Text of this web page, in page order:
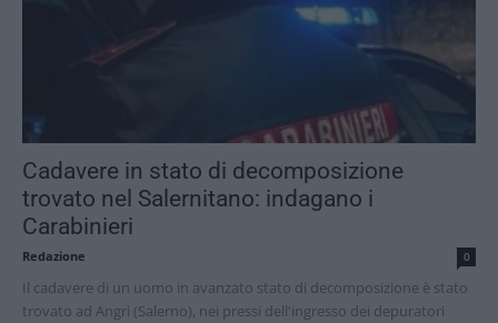
Cadavere in stato di decomposizione
trovato nel Salernitano: indagano i
Carabinieri
Redazione 0
Il cadavere di un uomo in avanzato stato di decomposizione è stato
trovato ad Angri (Salerno), nei pressi dell'ingresso dei depuratori